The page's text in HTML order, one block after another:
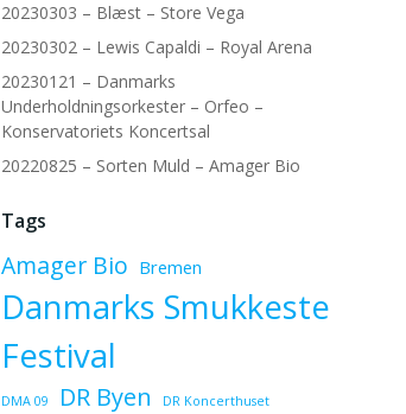
20230303 – Blæst – Store Vega
20230302 – Lewis Capaldi – Royal Arena
20230121 – Danmarks
Underholdningsorkester – Orfeo –
Konservatoriets Koncertsal
20220825 – Sorten Muld – Amager Bio
Tags
Amager Bio Bremen
Danmarks Smukkeste
Festival
DMA 09 DR Byen DR Koncerthuset